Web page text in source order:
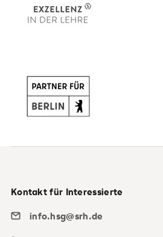
Kontakt für Interessierte
info.hsg@srh.de